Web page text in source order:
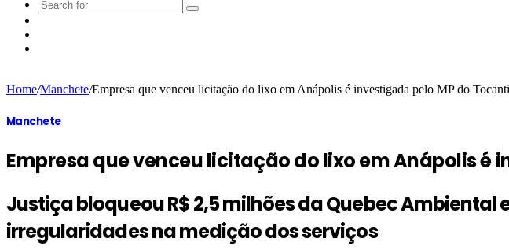
Home/Manchete/Empresa que venceu licitação do lixo em Anápolis é investigada pelo MP do
Manchete
Empresa que venceu licitação do lixo em Anápolis é
Justiça bloqueou R$ 2,5 milhões da Quebec Ambiental
irregularidades na medição dos serviços